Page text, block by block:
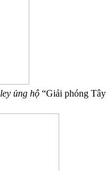
ủng hộ “Giải phóng Tây